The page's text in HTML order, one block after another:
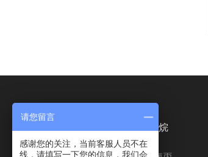
七氟丙烷
请您留言
感谢您的关注，当前客服人员不在
线，请填写一下您的信息，我们会